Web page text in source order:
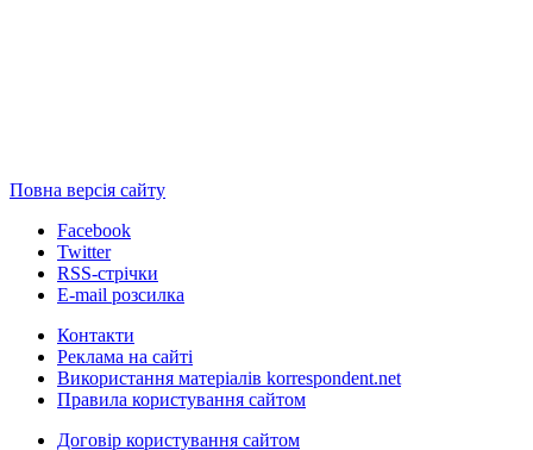
Повна версія сайту
Facebook
Twitter
RSS-стрічки
E-mail розсилка
Контакти
Реклама на сайті
Використання матеріалів korrespondent.net
Правила користування сайтом
Договір користування сайтом